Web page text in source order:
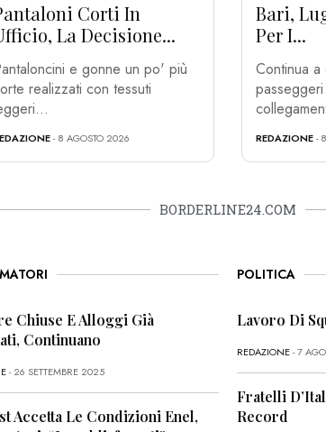
Corti In
La Decisione...
e gonne un po' più
realizzati con tessuti
- 8 AGOSTO 2026
Bari,
Per I...
Continua
REDAZIONE-
BORDERLINE24.COM
Chiuse E Alloggi Già
Continuano
- 26 SETTEMBRE 2025
Accetta Le Condizioni Enel,
POLITICA
Lavoro Di
REDAZIONE- 7
Fratelli
Record